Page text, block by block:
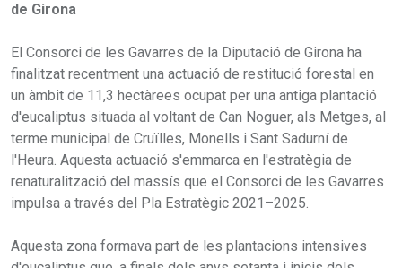
de Girona
El Consorci de les Gavarres de la Diputació de Girona ha
finalitzat recentment una actuació de restitució forestal en
un àmbit de 11,3 hectàrees ocupat per una antiga plantació
d'eucaliptus situada al voltant de Can Noguer, als Metges, al
terme municipal de Cruïlles, Monells i Sant Sadurní de
l'Heura. Aquesta actuació s'emmarca en l'estratègia de
renaturalització del massís que el Consorci de les Gavarres
impulsa a través del Pla Estratègic 2021–2025.
Aquesta zona formava part de les plantacions intensives